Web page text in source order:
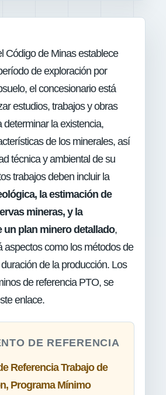
Código de Minas establece
de exploración por
el concesionario está
estudios, trabajos y obras
determinar la existencia,
de los minerales, así
técnica y ambiental de su
trabajos deben incluir la
la estimación de
mineras, y la
un plan minero detallado,
aspectos como los métodos de
de la producción. Los
de referencia PTO, se
enlace.
DE REFERENCIA
Referencia Trabajo de
Programa Mínimo